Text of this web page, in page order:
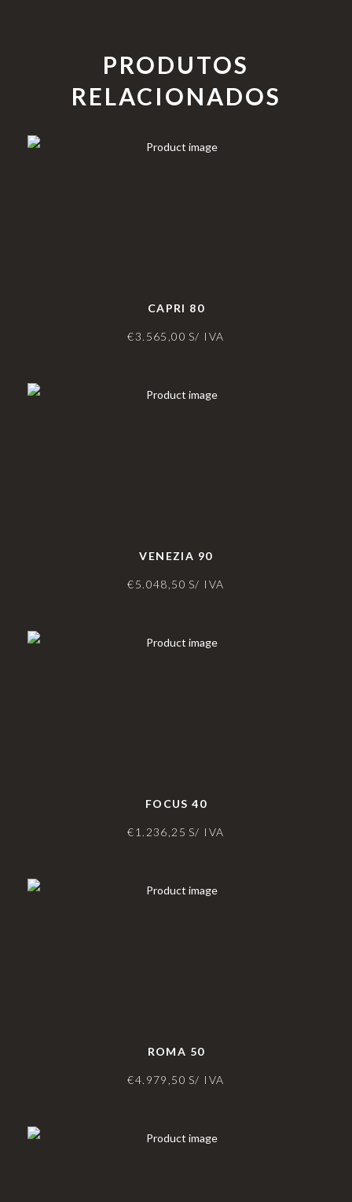
PRODUTOS
RELACIONADOS
CAPRI 80
€3.565,00 S/ IVA
VENEZIA 90
€5.048,50 S/ IVA
FOCUS 40
€1.236,25 S/ IVA
ROMA 50
€4.979,50 S/ IVA